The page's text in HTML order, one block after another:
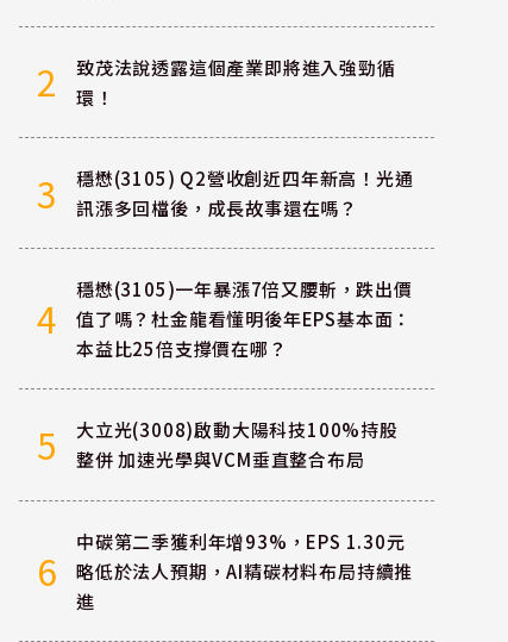
2
致茂法說透露這個產業即將進入強勁循
環！
3
穩懋(3105) Q2營收創近四年新高！光通
訊漲多回檔後，成長故事還在嗎？
4
穩懋(3105)一年暴漲7倍又腰斬，跌出價
值了嗎？杜金龍看懂明後年EPS基本面：
本益比25倍支撐價在哪？
5
大立光(3008)啟動大陽科技100%持股
整併 加速光學與VCM垂直整合布局
6
中碳第二季獲利年增93%，EPS 1.30元
略低於法人預期，AI精碳材料布局持續推
進